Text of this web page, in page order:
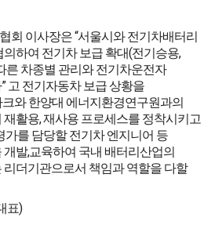
회 이사장은 “서울시와 전기차배터리
하여 전기차 보급 확대(전기승용,
른 차종별 관리와 전기차운전자
고 전기자동차 보급 상황을
와 한양대 에너지환경연구원과의
활용, 재사용 프로세스를 정착시키고
가를 담당할 전기차 엔지니어 등
발,교육하여 국내 배터리산업의
더기관으로서 책임과 역할을 다할
표)